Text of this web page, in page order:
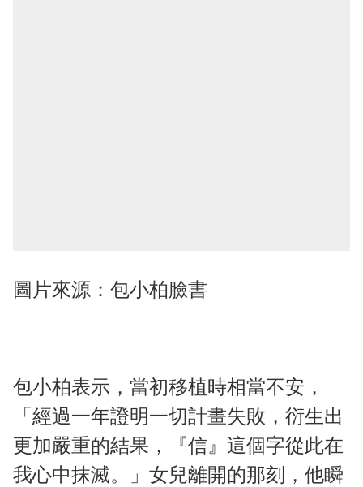
圖片來源：包小柏臉書
包小柏表示，當初移植時相當不安，
「經過一年證明一切計畫失敗，衍生出
更加嚴重的結果，『信』這個字從此在
我心中抹滅。」女兒離開的那刻，他瞬